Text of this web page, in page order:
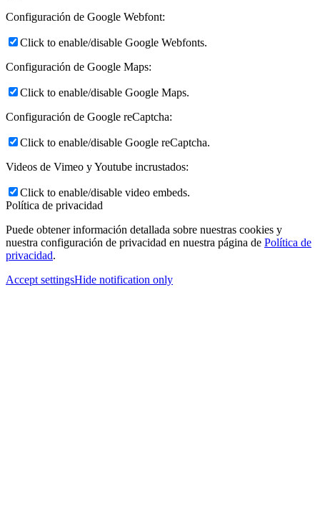
Configuración de Google Webfont:
Click to enable/disable Google Webfonts.
Configuración de Google Maps:
Click to enable/disable Google Maps.
Configuración de Google reCaptcha:
Click to enable/disable Google reCaptcha.
Videos de Vimeo y Youtube incrustados:
Click to enable/disable video embeds.
Política de privacidad
Puede obtener información detallada sobre nuestras cookies y
nuestra configuración de privacidad en nuestra página de Política de
privacidad.
Accept settingsHide notification only